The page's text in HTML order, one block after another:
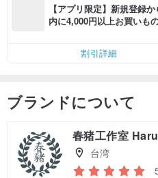
【アプリ限定】新規登録
内に4,000円以上お買いも
割引詳細
ブランドについて
春猪工作室
台湾